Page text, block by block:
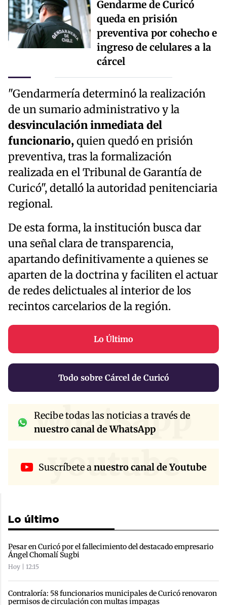
Gendarme de Curicó
queda en prisión
preventiva por cohecho e
ingreso de celulares a la
cárcel
"Gendarmería determinó la realización
de un sumario administrativo y la
desvinculación inmediata del
funcionario,quien quedó en prisión
preventiva, tras la formalización
realizada en el Tribunal de Garantía de
Curicó", detalló la autoridad penitenciaria
regional.
De esta forma, la institución busca dar
una señal clara de transparencia,
apartando definitivamente a quienes se
aparten de la doctrina y faciliten el actuar
de redes delictuales al interior de los
recintos carcelarios de la región.
Lo Último
Todo sobre Cárcel de Curicó
whatsapp
Recibe todas las noticias a través de
nuestro canal de WhatsApp
youtube
Suscríbete anuestro canal de Youtube
Lo último
Pesar en Curicó por el fallecimiento del destacado empresario
Ángel Chomalí Sugbi
Hoy | 12:15
Contraloría: 58 funcionarios municipales de Curicó renovaron
permisos de circulación con multas impagas